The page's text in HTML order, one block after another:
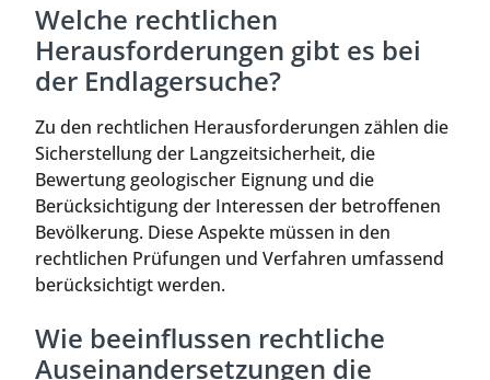
Welche rechtlichen
Herausforderungen gibt es bei
der Endlagersuche?
Zu den rechtlichen Herausforderungen zählen die
Sicherstellung der Langzeitsicherheit, die
Bewertung geologischer Eignung und die
Berücksichtigung der Interessen der betroffenen
Bevölkerung. Diese Aspekte müssen in den
rechtlichen Prüfungen und Verfahren umfassend
berücksichtigt werden.
Wie beeinflussen rechtliche
Auseinandersetzungen die